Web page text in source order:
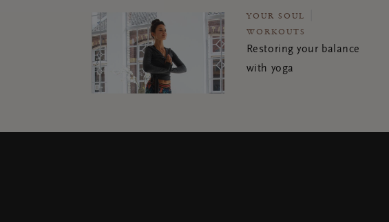
YOUR SOUL
WORKOUTS
Restoring your balance
with yoga